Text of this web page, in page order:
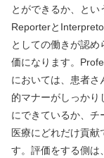
とができるか、と
Reporterと
としての働きが認
価になります。
においては、患者さ
的マナーがしっか
にできているか、チ
医療にどれだけ貢献
す。評価をする側は